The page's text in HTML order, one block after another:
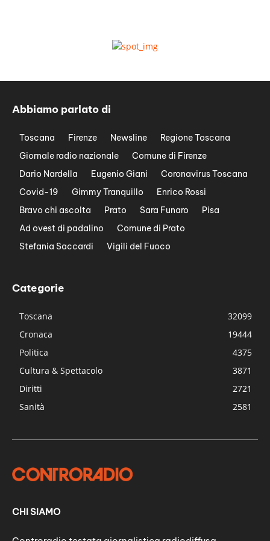
Abbiamo parlato di
Toscana Firenze Newsline
Regione Toscana
Giornale radio nazionale
Comune di Firenze
Dario Nardella
Eugenio Giani
Coronavirus Toscana
Covid-19
Gimmy Tranquillo
Enrico Rossi
Bravo chi ascolta
Prato Sara Funaro
Pisa
Ad ovest di padalino
Comune di Prato
Stefania Saccardi
Vigili del Fuoco
Categorie
Toscana
32099
Cronaca
19444
Politica
4375
Cultura & Spettacolo
3871
Diritti
2721
Sanità
2581
CHI SIAMO